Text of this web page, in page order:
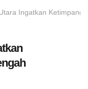
Ingatkan